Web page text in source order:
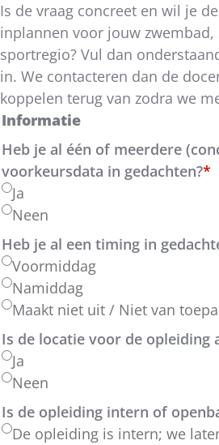
Is de vraag concreet en wil je
inplannen voor jouw
sportregio? Vul dan
in. We contacteren dan de
koppelen terug van zodra we
Informatie
Heb je al één of meerdere
voorkeursdata in gedachten?*
Ja
Neen
Heb je al een timing in
Voormiddag
Namiddag
Maakt niet uit / Niet van
Is de locatie voor de opleiding
Ja
Neen
Is de opleiding intern of
De opleiding is intern; we